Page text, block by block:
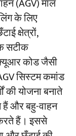
(AGV) माल
के लिए
क्षेत्रों,
सटीक
कोड जैसी
सिस्टम कमांड
की योजना बनाते
और बहु-वाहन
हैं। इससे